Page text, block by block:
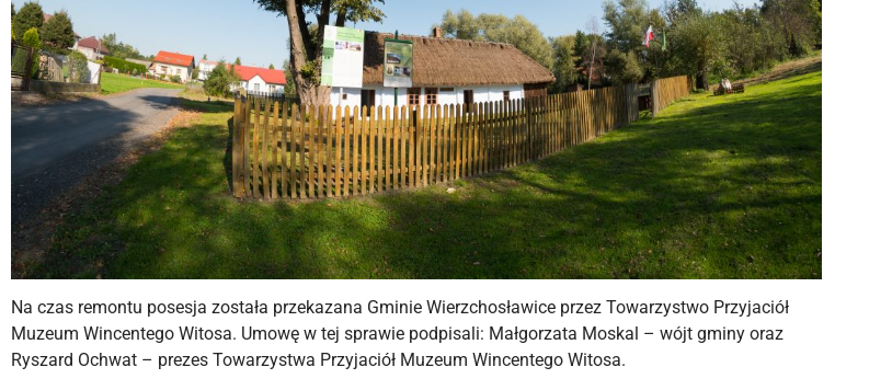
Na czas remontu posesja została przekazana Gminie Wierzchosławice przez Towarzystwo Przyjaciół
Muzeum Wincentego Witosa. Umowę w tej sprawie podpisali: Małgorzata Moskal – wójt gminy oraz
Ryszard Ochwat – prezes Towarzystwa Przyjaciół Muzeum Wincentego Witosa.